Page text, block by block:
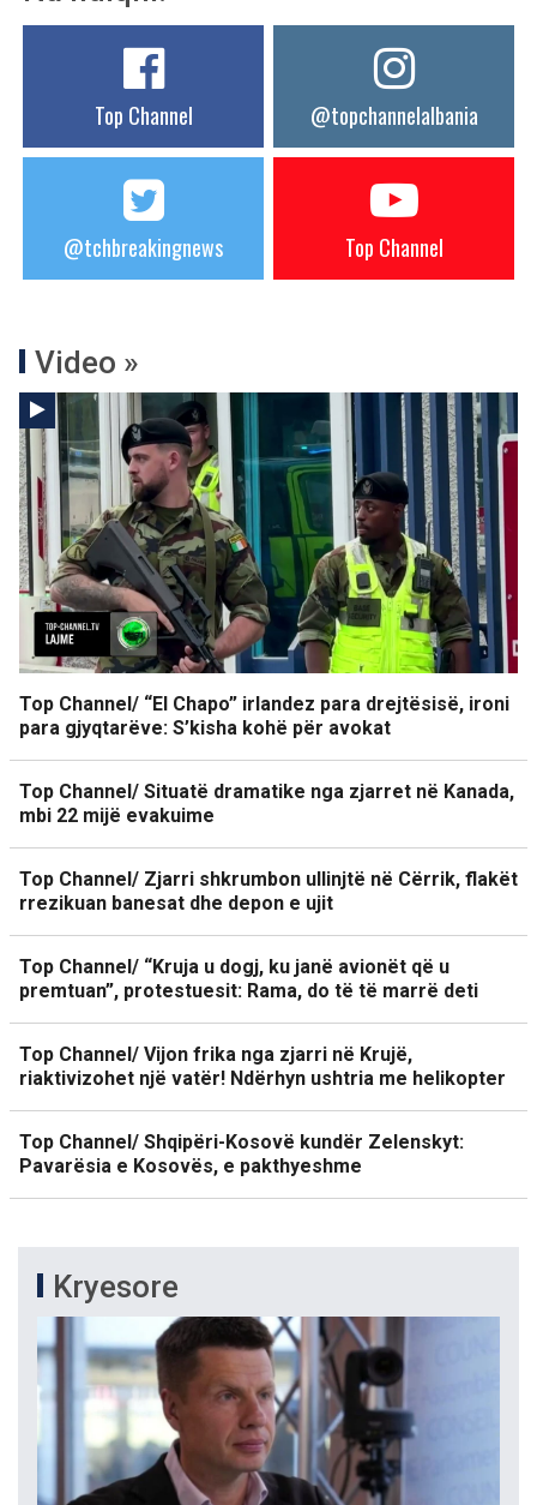
Top Channel @topchannelalbania
@tchbreakingnews Top Channel
Video »
Top Channel/ “El Chapo” irlandez para drejtësisë, ironi
para gjyqtarëve: S’kisha kohë për avokat
Top Channel/ Situatë dramatike nga zjarret në Kanada,
mbi 22 mijë evakuime
Top Channel/ Zjarri shkrumbon ullinjtë në Cërrik, flakët
rrezikuan banesat dhe depon e ujit
Top Channel/ “Kruja u dogj, ku janë avionët që u
premtuan”, protestuesit: Rama, do të të marrë deti
Top Channel/ Vijon frika nga zjarri në Krujë,
riaktivizohet një vatër! Ndërhyn ushtria me helikopter
Top Channel/ Shqipëri-Kosovë kundër Zelenskyt:
Pavarësia e Kosovës, e pakthyeshme
Kryesore